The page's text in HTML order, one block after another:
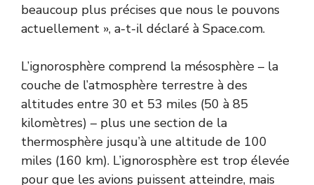
beaucoup plus précises que nous le pouvons
actuellement », a-t-il déclaré à Space.com.
L’ignorosphère comprend la mésosphère – la
couche de l’atmosphère terrestre à des
altitudes entre 30 et 53 miles (50 à 85
kilomètres) – plus une section de la
thermosphère jusqu’à une altitude de 100
miles (160 km). L’ignorosphère est trop élevée
pour que les avions puissent atteindre, mais